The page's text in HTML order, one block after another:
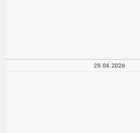
29.04.2026